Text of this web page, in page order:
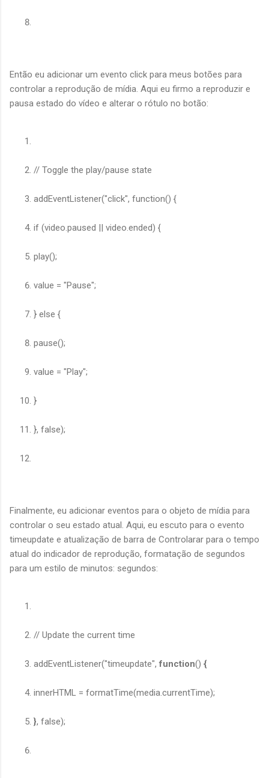
Então eu adicionar um evento click para meus botões para
controlar a reprodução de mídia. Aqui eu firmo a reproduzir e
pausa estado do vídeo e alterar o rótulo no botão:
// Toggle the play/pause state
addEventListener("click", function() {
if (video.paused || video.ended) {
play();
value = "Pause";
} else {
pause();
value = "Play";
}
}, false);
Finalmente, eu adicionar eventos para o objeto de mídia para
controlar o seu estado atual. Aqui, eu escuto para o evento
timeupdate e atualização de barra de Controlarar para o tempo
atual do indicador de reprodução, formatação de segundos
para um estilo de minutos: segundos:
// Update the current time
addEventListener("timeupdate",function() {
innerHTML = formatTime(media.currentTime);
}, false);